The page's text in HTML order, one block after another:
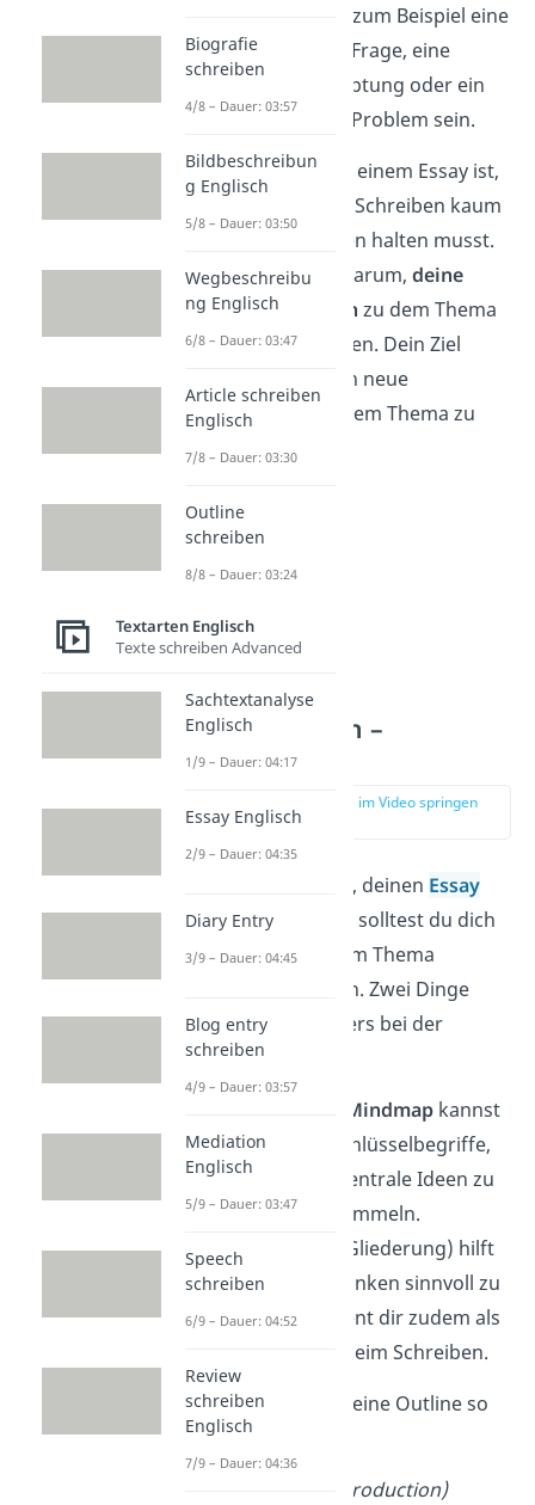
befasst. Das kann zum Beispiel eine
wissenschaftliche Frage, eine
literarische Behauptung oder ein
gesellschaftliches Problem sein.
DasBesondere
an einem Essay ist,
dass du dich beim Schreiben kaum
an strikte Vorgaben halten musst.
Es geht vielmehr darum,deine
eigenen Gedanken zu dem Thema
zu Papier zu bringen. Dein Ziel
dabei ist es, Lesern neue
Denkanstöße
zu dem Thema zu
geben.
Essay Englisch –
Vorbereitung
zur Stelle im Video springen
(00:53)
Bevor du beginnst, deinen Essay
auszuformulieren, solltest du dich
erst einmal mit dem Thema
auseinandersetzen. Zwei Dinge
helfen dir besonders bei der
Vorbereitung
Mindmap kannst
du wichtige Schlüsselbegriffe,
Aspekte und zentrale Ideen zu
dem Thema sammeln.
Eine
(Gliederung) hilft
dir, diese Gedanken sinnvoll zu
ordnen. Sie dient dir zudem als
Orientierung beim Schreiben.
Am Ende könnte deine Outline so
aussehen:
(introduction)
Biografie
schreiben
4/8 – Dauer: 03:57
Bildbeschreibun
g Englisch
5/8 – Dauer: 03:50
Wegbeschreibu
ng Englisch
6/8 – Dauer: 03:47
Article schreiben
Englisch
7/8 – Dauer: 03:30
Outline
schreiben
8/8 – Dauer: 03:24
Textarten Englisch
Texte schreiben Advanced
Sachtextanalyse
Englisch
1/9 – Dauer: 04:17
Essay Englisch
2/9 – Dauer: 04:35
Diary Entry
3/9 – Dauer: 04:45
Blog entry
schreiben
4/9 – Dauer: 03:57
Mediation
Englisch
5/9 – Dauer: 03:47
Speech
schreiben
6/9 – Dauer: 04:52
Review
schreiben
Englisch
7/9 – Dauer: 04:36